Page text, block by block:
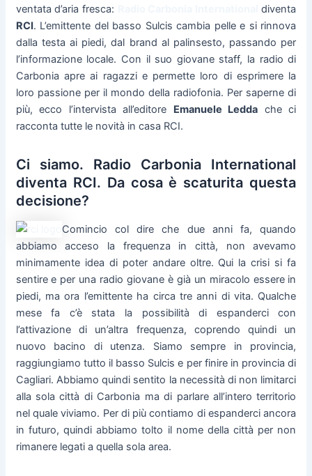
ventata d’aria fresca:
diventa
RCI. L’emittente del basso Sulcis cambia pelle e si rinnova
dalla testa ai piedi, dal brand al palinsesto, passando per
l’informazione locale. Con il suo giovane staff, la radio di
Carbonia apre ai ragazzi e permette loro di esprimere la
loro passione per il mondo della radiofonia. Per saperne di
più, ecco l’intervista all’editore Emanuele Ledda che ci
racconta tutte le novità in casa RCI.
Ci siamo. Radio Carbonia International
diventa RCI. Da cosa è scaturita questa
decisione?
Comincio col dire che due anni fa, quando
abbiamo acceso la frequenza in città, non avevamo
minimamente idea di poter andare oltre. Qui la crisi si fa
sentire e per una radio giovane è già un miracolo essere in
piedi, ma ora l’emittente ha circa tre anni di vita. Qualche
mese fa c’è stata la possibilità di espanderci con
l’attivazione di un’altra frequenza, coprendo quindi un
nuovo bacino di utenza. Siamo sempre in provincia,
raggiungiamo tutto il basso Sulcis e per finire in provincia di
Cagliari. Abbiamo quindi sentito la necessità di non limitarci
alla sola città di Carbonia ma di parlare all’intero territorio
nel quale viviamo. Per di più contiamo di espanderci ancora
in futuro, quindi abbiamo tolto il nome della città per non
rimanere legati a quella sola area.